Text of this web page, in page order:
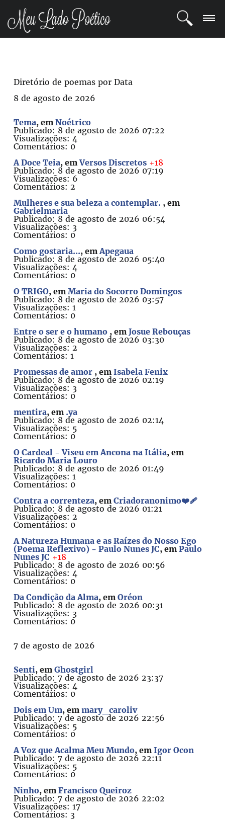
REGISTRO
POETAS
BLOG
COMUNIDADE
Diretório de poemas por Data
8 de agosto de 2026
Tema, emNoétrico
Publicado: 8 de agosto de 2026 07:22
Visualizações: 4
Comentários: 0
A Doce Teia, emVersos Discretos +18
Publicado: 8 de agosto de 2026 07:19
Visualizações: 6
Comentários: 2
Mulheres e sua beleza a contemplar. , em
Gabrielmaria
Publicado: 8 de agosto de 2026 06:54
Visualizações: 3
Comentários: 0
Como gostaria..., emApegaua
Publicado: 8 de agosto de 2026 05:40
Visualizações: 4
Comentários: 0
O TRIGO, emMaria do Socorro Domingos
Publicado: 8 de agosto de 2026 03:57
Visualizações: 1
Comentários: 0
Entre o ser e o humano , emJosue Rebouças
Publicado: 8 de agosto de 2026 03:30
Visualizações: 2
Comentários: 1
Promessas de amor , emIsabela Fenix
Publicado: 8 de agosto de 2026 02:19
Visualizações: 3
Comentários: 0
mentira, em .ya
Publicado: 8 de agosto de 2026 02:14
Visualizações: 5
Comentários: 0
O Cardeal - Viseu em Ancona na Itália, em
Ricardo Maria Louro
Publicado: 8 de agosto de 2026 01:49
Visualizações: 1
Comentários: 0
Contra a correnteza, emCriadoranonimo❤️‍🩹
Publicado: 8 de agosto de 2026 01:21
Visualizações: 2
Comentários: 0
A Natureza Humana e as Raízes do Nosso Ego
(Poema Reflexivo) - Paulo Nunes JC, emPaulo
Nunes JC +18
Publicado: 8 de agosto de 2026 00:56
Visualizações: 4
Comentários: 0
Da Condição da Alma, emOréon
Publicado: 8 de agosto de 2026 00:31
Visualizações: 3
Comentários: 0
7 de agosto de 2026
Senti, emGhostgirl
Publicado: 7 de agosto de 2026 23:37
Visualizações: 4
Comentários: 0
Dois em Um, emmary_caroliv
Publicado: 7 de agosto de 2026 22:56
Visualizações: 5
Comentários: 0
A Voz que Acalma Meu Mundo, emIgor Ocon
Publicado: 7 de agosto de 2026 22:11
Visualizações: 5
Comentários: 0
Ninho, emFrancisco Queiroz
Publicado: 7 de agosto de 2026 22:02
Visualizações: 17
Comentários: 3